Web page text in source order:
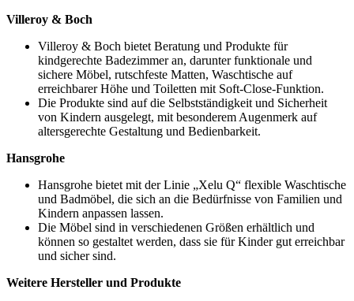
Villeroy & Boch
Villeroy & Boch bietet Beratung und Produkte für
kindgerechte Badezimmer an, darunter funktionale und
sichere Möbel, rutschfeste Matten, Waschtische auf
erreichbarer Höhe und Toiletten mit Soft-Close-Funktion.
Die Produkte sind auf die Selbstständigkeit und Sicherheit
von Kindern ausgelegt, mit besonderem Augenmerk auf
altersgerechte Gestaltung und Bedienbarkeit.
Hansgrohe
Hansgrohe bietet mit der Linie „Xelu Q“ flexible Waschtische
und Badmöbel, die sich an die Bedürfnisse von Familien und
Kindern anpassen lassen.
Die Möbel sind in verschiedenen Größen erhältlich und
können so gestaltet werden, dass sie für Kinder gut erreichbar
und sicher sind.
Weitere Hersteller und Produkte